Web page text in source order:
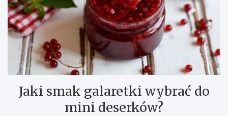
Jaki smak galaretki wybrać do
mini deserków?